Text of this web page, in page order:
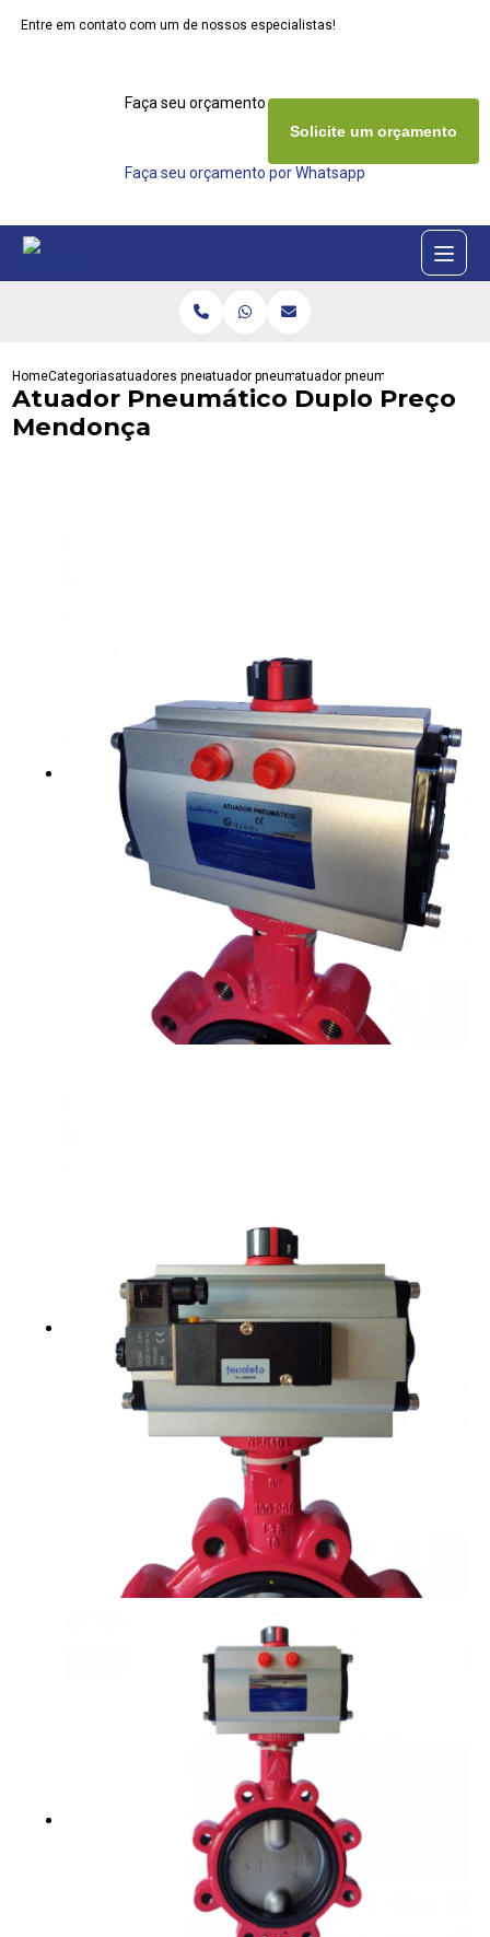
Entre em contato com um de nossos especialistas!
Faça seu orçamento agora mesmo
Faça seu orçamento por Whatsapp
Solicite um orçamento
HomeCategoriasatuadores pneumaticosatuador pneumatico actatuador pneumatico duplo
Atuador Pneumático Duplo Preço
Mendonça